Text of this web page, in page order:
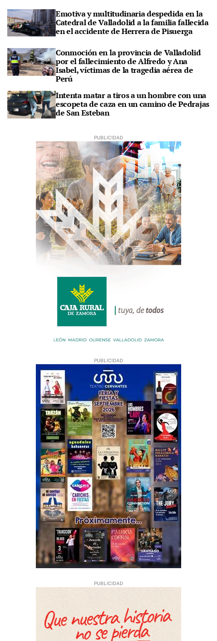
Emotiva y multitudinaria despedida en la
Catedral de Valladolid a la familia fallecida
en el accidente de Herrera de Pisuerga
Conmoción en la provincia de Valladolid
por el fallecimiento de Alfredo y Ana
Isabel, víctimas de la tragedia aérea de
Perú
Intenta matar a tiros a un hombre con una
escopeta de caza en un camino de Pedrajas
de San Esteban